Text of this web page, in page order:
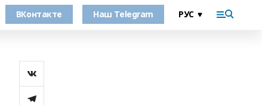
ВКонтакте Наш Telegram